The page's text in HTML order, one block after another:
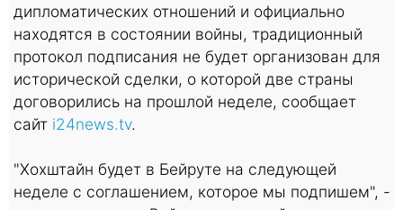
дипломатических отношений и официально
находятся в состоянии войны, традиционный
протокол подписания не будет организован для
исторической сделки, о которой две страны
договорились на прошлой неделе, сообщает
сайт i24news.tv.
"Хохштайн будет в Бейруте на следующей
неделе с соглашением, которое мы подпишем", -